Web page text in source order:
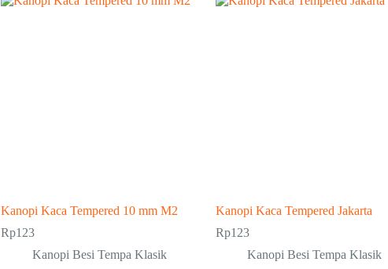
Kanopi Kaca Tempered 10 mm M2
Rp123
Kanopi Besi Tempa Klasik
Kanopi Kaca Tempered Jakarta
Rp123
Kanopi Besi Tempa Klasik